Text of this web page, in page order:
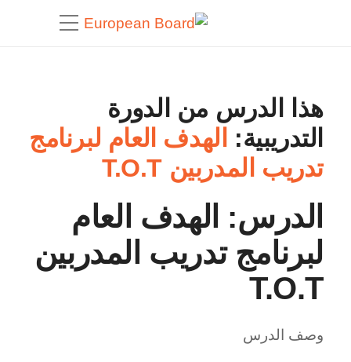
هذا الدرس من الدورة
التدريبية:
الهدف العام لبرنامج
تدريب المدربين T.O.T
الدرس: الهدف العام
لبرنامج تدريب المدربين
T.O.T
وصف الدرس